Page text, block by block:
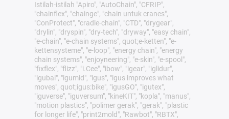
Istilah-istilah "Apiro", "AutoChain", "CFRIP",
"chainflex", "chainge", "chain untuk cranes",
"ConProtect", "cradle-chain", "CTD", "drygear",
"drylin", "dryspin", "dry-tech", "dryway", "easy chain",
"e-chain", "e-chain systems", quot;e-ketten", "e-
kettensysteme", "e-loop", "energy chain", "energy
chain systems", "enjoyneering", "e-skin", "e-spool",
"fixflex", "flizz", "i.Cee", "ibow", "igear", "iglidur",
"igubal", "igumid", "igus", "igus improves what
moves", quot;igus:bike", "igusGO", "igutex",
"iguverse", "iguversum", "kineKIT", "kopla", "manus",
"motion plastics", "polimer gerak", "gerak", "plastic
for longer life", "print2mold", "Rawbot", "RBTX",